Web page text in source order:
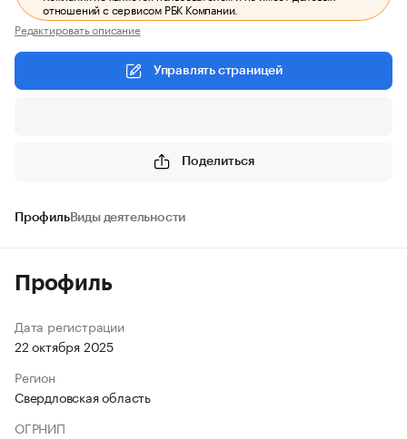
отношений с сервисом РБК Компании.
Редактировать описание
Управлять страницей
Поделиться
ПрофильВиды деятельности
Профиль
Дата регистрации
22 октября 2025
Регион
Свердловская область
ОГРНИП